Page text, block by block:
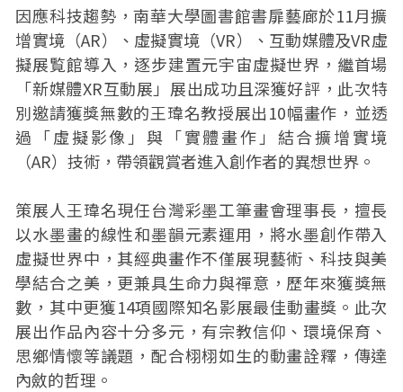
因應科技趨勢，南華大學圖書館書扉藝廊於11月擴
增實境（AR）、虛擬實境（VR）、互動媒體及VR虛
擬展覧館導入，逐步建置元宇宙虛擬世界，繼首場
「新媒體XR互動展」展出成功且深獲好評，此次特
別邀請獲獎無數的王瑋名教授展出10幅畫作，並透
過「虛擬影像」與「實體畫作」結合擴增實境
（AR）技術，帶領觀賞者進入創作者的異想世界。
策展人王瑋名現任台灣彩墨工筆畫會理事長，擅長
以水墨畫的線性和墨韻元素運用，將水墨創作帶入
虛擬世界中，其經典畫作不僅展現藝術、科技與美
學結合之美，更兼具生命力與禪意，歷年來獲獎無
數，其中更獲14項國際知名影展最佳動畫獎。此次
展出作品內容十分多元，有宗教信仰、環境保育、
思鄉情懷等議題，配合栩栩如生的動畫詮釋，傳達
內斂的哲理。